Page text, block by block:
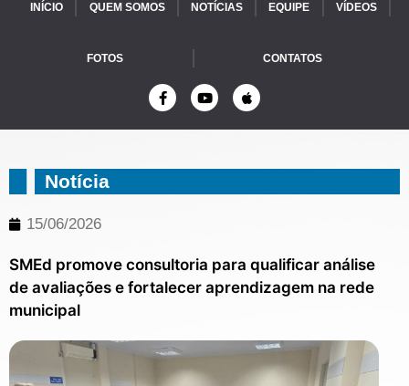
INÍCIO QUEM SOMOS NOTÍCIAS EQUIPE VÍDEOS
FOTOS CONTATOS
Notícia
15/06/2026
SMEd promove consultoria para qualificar análise
de avaliações e fortalecer aprendizagem na rede
municipal